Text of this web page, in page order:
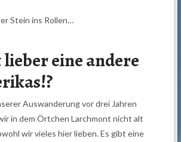
Stein ins Rollen…
eine andere
Auswanderung vor drei Jahren
in dem Örtchen Larchmont nicht alt
wir vieles hier lieben. Es gibt eine